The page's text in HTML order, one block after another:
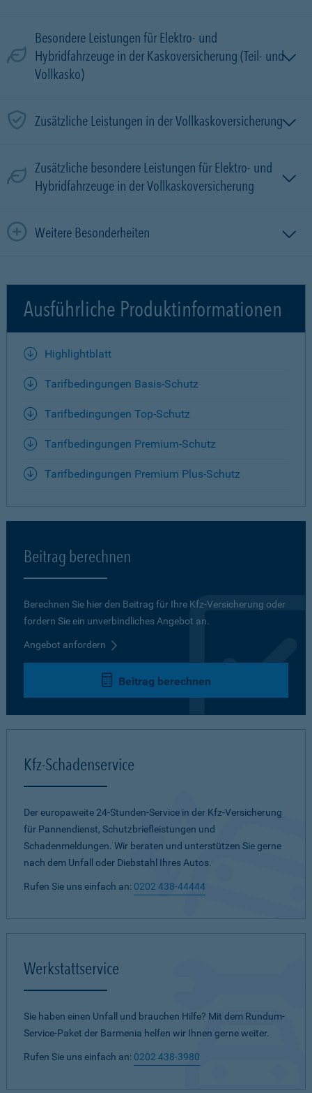
Besondere Leistungen für Elektro- und
Hybridfahrzeuge in der Kaskoversicherung (Teil- und
Vollkasko)
Zusätzliche Leistungen in der Vollkaskoversicherung
Zusätzliche besondere Leistungen für Elektro- und
Hybridfahrzeuge in der Vollkaskoversicherung
Weitere Besonderheiten
Ausführliche Produktinformationen
Highlightblatt
Tarifbedingungen Basis-Schutz
Tarifbedingungen Top-Schutz
Tarifbedingungen Premium-Schutz
Tarifbedingungen Premium Plus-Schutz
Beitrag berechnen
Berechnen Sie hier den Beitrag für Ihre Kfz-Versicherung oder
fordern Sie ein unverbindliches Angebot an.
Angebot anfordern
Beitrag berechnen
Kfz-Schadenservice
Der europaweite 24-Stunden-Service in der Kfz-Versicherung
für Pannendienst, Schutzbriefleistungen und
Schadenmeldungen. Wir beraten und unterstützen Sie gerne
nach dem Unfall oder Diebstahl Ihres Autos.
Rufen Sie uns einfach an: 0202 438-44444
Werkstattservice
Sie haben einen Unfall und brauchen Hilfe? Mit dem Rundum-
Service-Paket der Barmenia helfen wir Ihnen gerne weiter.
Rufen Sie uns einfach an: 0202 438-3980